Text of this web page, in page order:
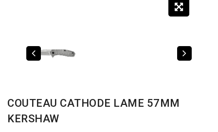
COUTEAU CATHODE LAME 57MM
KERSHAW